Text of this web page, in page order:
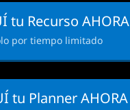
tu Recurso AHORA
por tiempo limitado
tu Planner AHORA